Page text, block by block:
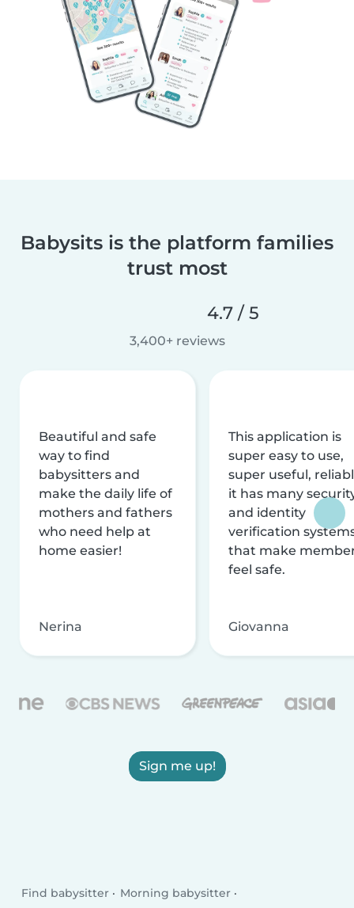
Babysits is the platform families
trust most
4.7 / 5
3,400+ reviews
Beautiful and safe
way to find
babysitters and
make the daily life of
mothers and fathers
who need help at
home easier!
Nerina
This application is
super easy to use,
super useful,
it has many
and identity
verification
that make
feel safe.
Giovanna
Sign me up!
Find babysitter
Morning babysitter